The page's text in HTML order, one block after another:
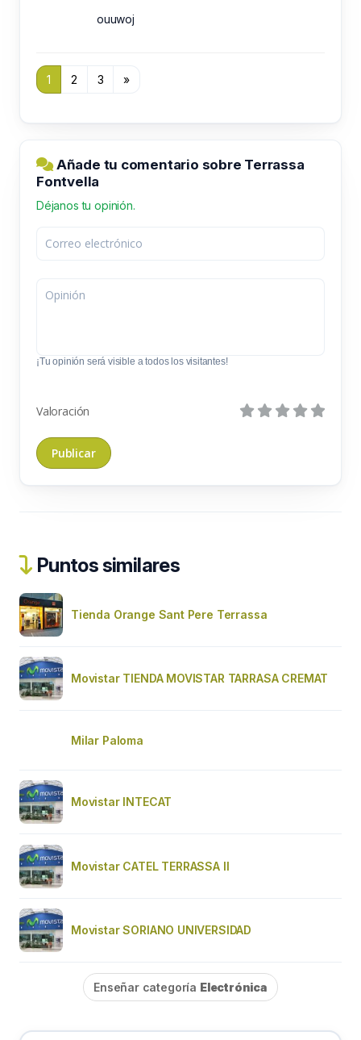
ouuwoj
1 2 3 »
Añade tu comentario sobre Terrassa
Fontvella
Déjanos tu opinión.
¡Tu opinión será visible a todos los visitantes!
Valoración
Puntos similares
Tienda Orange Sant Pere Terrassa
Movistar TIENDA MOVISTAR TARRASA CREMAT
Milar Paloma
Movistar INTECAT
Movistar CATEL TERRASSA II
Movistar SORIANO UNIVERSIDAD
Enseñar categoría Electrónica